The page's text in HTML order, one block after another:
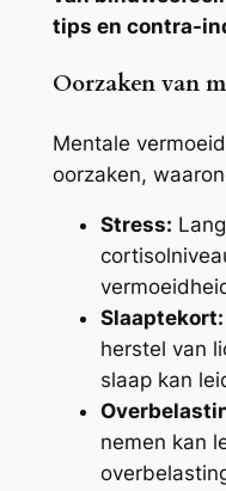
tips en contra-
Oorzaken van
Mentale
oorzaken,
Stress:
Slaaptekort:
herstel van
slaap kan
nemen kan